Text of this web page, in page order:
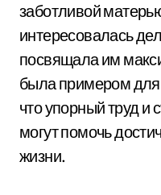
заботливой
интересовалась
посвящала им
была примером для
что упорный труд и
могут помочь
жизни.